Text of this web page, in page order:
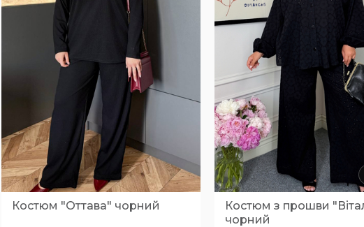
Костюм "Оттава" чорний
Костюм з прошви
чорний